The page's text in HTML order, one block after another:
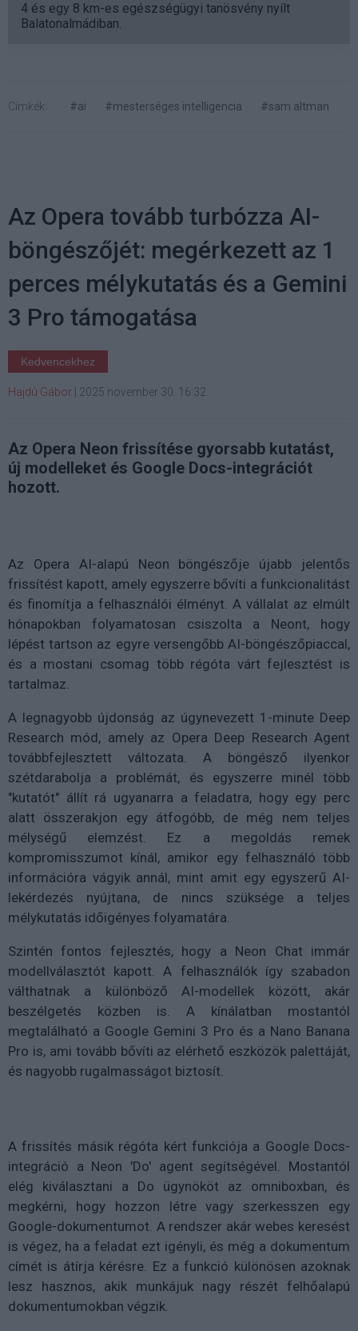
4 és egy 8 km-es egészségügyi tanösvény nyílt
Balatonalmádiban.
Címkék: #ai #mesterséges intelligencia #sam altman
Az Opera tovább turbózza AI-
böngészőjét: megérkezett az 1
perces mélykutatás és a Gemini
3 Pro támogatása
Kedvencekhez
Hajdú Gábor 2025 november 30. 16:32
Az Opera Neon frissítése gyorsabb kutatást,
új modelleket és Google Docs-integrációt
hozott.
Az Opera AI-alapú Neon böngészője újabb jelentős
frissítést kapott, amely egyszerre bővíti a funkcionalitást
és finomítja a felhasználói élményt. A vállalat az elmúlt
hónapokban folyamatosan csiszolta a Neont, hogy
lépést tartson az egyre versengőbb AI-böngészőpiaccal,
és a mostani csomag több régóta várt fejlesztést is
tartalmaz.
A legnagyobb újdonság az úgynevezett 1-minute Deep
Research mód, amely az Opera Deep Research Agent
továbbfejlesztett változata. A böngésző ilyenkor
szétdarabolja a problémát, és egyszerre minél több
"kutatót" állít rá ugyanarra a feladatra, hogy egy perc
alatt összerakjon egy átfogóbb, de még nem teljes
mélységű elemzést. Ez a megoldás remek
kompromisszumot kínál, amikor egy felhasználó több
információra vágyik annál, mint amit egy egyszerű AI-
lekérdezés nyújtana, de nincs szüksége a teljes
mélykutatás időigényes folyamatára.
Szintén fontos fejlesztés, hogy a Neon Chat immár
modellválasztót kapott. A felhasználók így szabadon
válthatnak a különböző AI-modellek között, akár
beszélgetés közben is. A kínálatban mostantól
megtalálható a Google Gemini 3 Pro és a Nano Banana
Pro is, ami tovább bővíti az elérhető eszközök palettáját,
és nagyobb rugalmasságot biztosít.
A frissítés másik régóta kért funkciója a Google Docs-
integráció a Neon 'Do' agent segítségével. Mostantól
elég kiválasztani a Do ügynököt az omniboxban, és
megkérni, hogy hozzon létre vagy szerkesszen egy
Google-dokumentumot. A rendszer akár webes keresést
is végez, ha a feladat ezt igényli, és még a dokumentum
címét is átírja kérésre. Ez a funkció különösen azoknak
lesz hasznos, akik munkájuk nagy részét felhőalapú
dokumentumokban végzik.